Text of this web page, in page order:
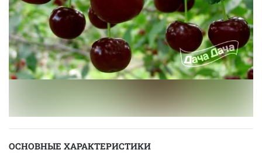
ОСНОВНЫЕ ХАРАКТЕРИСТИКИ